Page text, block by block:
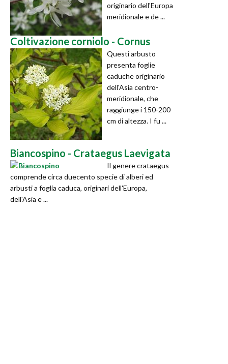
originario dell'Europa
meridionale e de ...
Coltivazione corniolo - Cornus
Questi arbusto
presenta foglie
caduche originario
dell'Asia centro-
meridionale, che
raggiunge i 150-200
cm di altezza. I fu ...
Biancospino - Crataegus Laevigata
Il genere crataegus
comprende circa duecento specie di alberi ed
arbusti a foglia caduca, originari dell'Europa,
dell'Asia e ...